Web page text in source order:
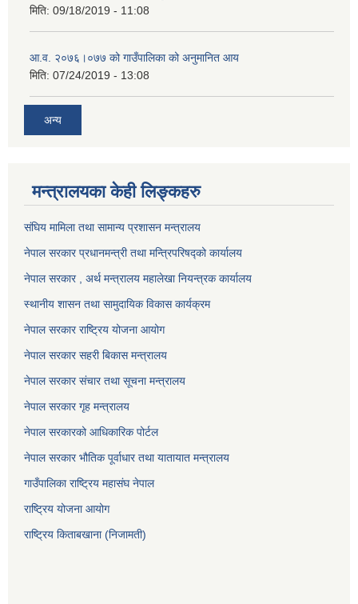
मिति: 09/18/2019 - 11:08
आ.व. २०७६।०७७ को गाउँपालिका को अनुमानित आय
मिति: 07/24/2019 - 13:08
अन्य
मन्त्रालयका केही लिङ्कहरु
संघिय मामिला तथा सामान्य प्रशासन मन्त्रालय
नेपाल सरकार प्रधानमन्त्री तथा मन्त्रिपरिषद्को कार्यालय
नेपाल सरकार , अर्थ मन्त्रालय महालेखा नियन्त्रक कार्यालय
स्थानीय शासन तथा सामुदायिक विकास कार्यक्रम
नेपाल सरकार राष्ट्रिय योजना आयोग
नेपाल सरकार सहरी बिकास मन्त्रालय
नेपाल सरकार संचार तथा सूचना मन्त्रालय
नेपाल सरकार गृह मन्त्रालय
नेपाल सरकारको आधिकारिक पोर्टल
नेपाल सरकार भौतिक पूर्वाधार तथा यातायात मन्त्रालय
गाउँपालिका राष्ट्रिय महासंघ नेपाल
राष्ट्रिय योजना आयोग
राष्ट्रिय किताबखाना (निजामती)